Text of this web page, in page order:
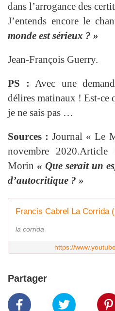
dans l’arrogance des
J’entends encore le
monde est sérieux ? »
Jean-François Guerry.
PS : Avec une
délires matinaux ! Est-ce
je ne sais pas …
Sources : Journal « Le
novembre
Morin « Que serait un
d’autocritique ? »
Francis Cabrel La Corrida
la corrida
https://
Partager